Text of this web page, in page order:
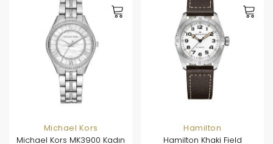
Michael Kors
Michael Kors MK3900 Kadın
Hamilton
Hamilton Khaki Field